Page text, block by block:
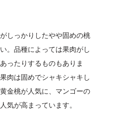
しっかりしたやや固めの桃
。品種によっては果肉がし
ったりするものもありま
肉は固めでシャキシャキし
金桃が人気に、マンゴーの
気が高まっています。